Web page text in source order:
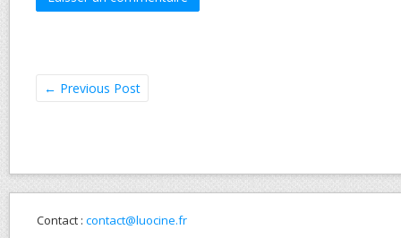
← Previous Post
Contact : contact@luocine.fr